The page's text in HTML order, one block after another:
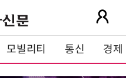
모빌리티 통신 경제